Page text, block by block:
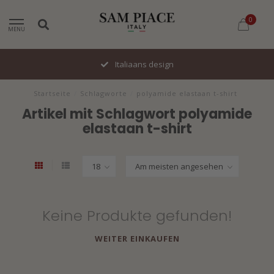
MENU
0
Italiaans design
Startseite Schlagworte polyamide elastaan t-shirt
Artikel mit Schlagwort polyamide
elastaan t-shirt
Keine Produkte gefunden!
WEITER EINKAUFEN